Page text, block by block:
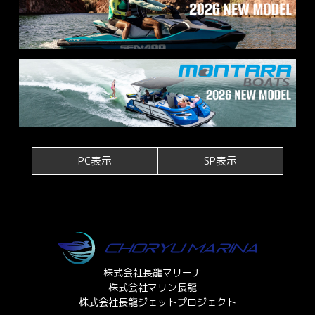
PC表示 SP表示
株式会社長龍マリーナ
株式会社マリン長龍
株式会社長龍ジェットプロジェクト